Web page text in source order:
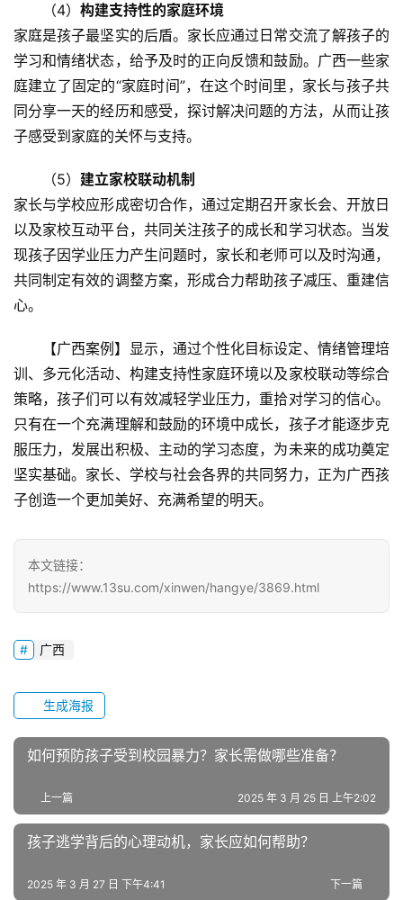
新
闻
中
心
教
心
成
长
中
全
国
少
年
叛
逆
题
（4） 构建支持性的家庭环境
家庭是孩子最坚实的后盾。家长应通过日常交流了解孩子的
学习和情绪状态，给予及时的正向反馈和鼓励。广西一些家
庭建立了固定的“家庭时间”，在这个时间里，家长与孩子共
同分享一天的经历和感受，探讨解决问题的方法，从而让孩
子感受到家庭的关怀与支持。
（5） 建立家校联动机制
家长与学校应形成密切合作，通过定期召开家长会、开放日
以及家校互动平台，共同关注孩子的成长和学习状态。当发
现孩子因学业压力产生问题时，家长和老师可以及时沟通，
共同制定有效的调整方案，形成合力帮助孩子减压、重建信
心。
【广西案例】显示，通过个性化目标设定、情绪管理培
训、多元化活动、构建支持性家庭环境以及家校联动等综合
策略，孩子们可以有效减轻学业压力，重拾对学习的信心。
只有在一个充满理解和鼓励的环境中成长，孩子才能逐步克
服压力，发展出积极、主动的学习态度，为未来的成功奠定
坚实基础。家长、学校与社会各界的共同努力，正为广西孩
子创造一个更加美好、充满希望的明天。
本文链接：
https://www.13su.com/xinwen/hangye/3869.html
广西
生成海报
如何预防孩子受到校园暴力？家长需做哪些准备？
上一篇 2025 年 3 月 25 日 上午2:02
孩子逃学背后的心理动机，家长应如何帮助？
下一篇
2025 年 3 月 27 日 下午4:41